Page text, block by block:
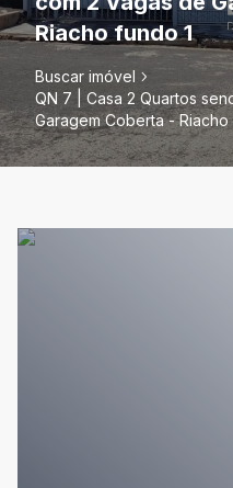
Riacho fundo 1
Buscar imóvel
QN 7 | Casa 2 Quartos
Garagem Coberta - Riacho